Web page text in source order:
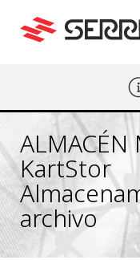
contenido
ALMACÉN
KartStor
archivo